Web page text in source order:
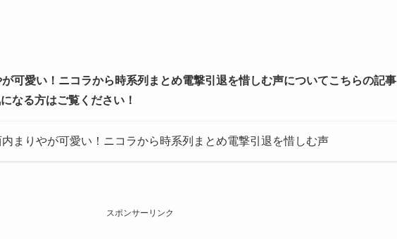
が可愛い！ニコラから時系列まとめ電撃引退を惜しむ声についてこちらの記事
なる方はご覧ください！
内まりやが可愛い！ニコラから時系列まとめ電撃引退を惜しむ声
スポンサーリンク